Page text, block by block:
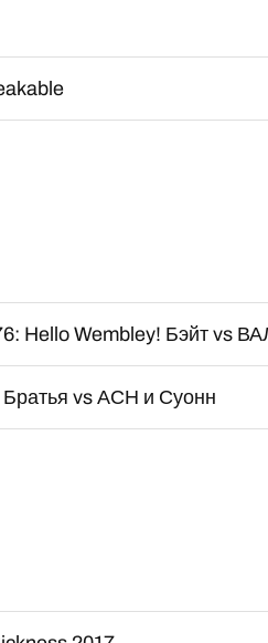
Hello Wembley! Бэйт vs
Братья vs АСН и Суонн